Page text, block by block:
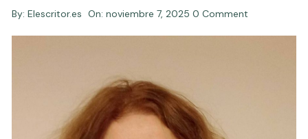
By: Elescritor.es On:noviembre 7, 2025 0 Comment